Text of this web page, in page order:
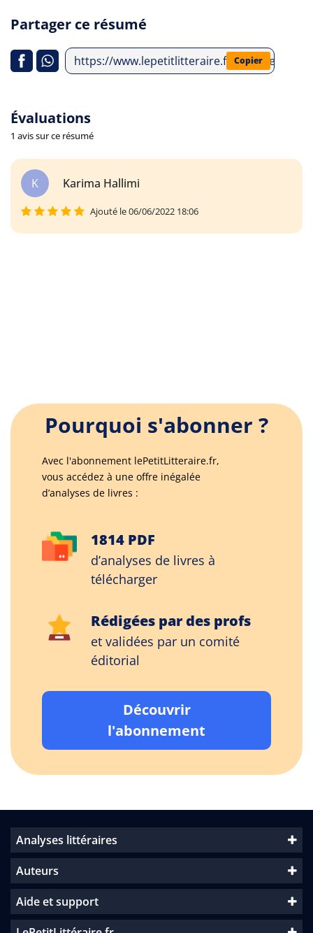
Partager ce résumé
https://www.lepetitlitteraire.fr/analyses-
Copier
Évaluations
1 avis sur ce résumé
K Karima Hallimi
Ajouté le 06/06/2022 18:06
Pourquoi s'abonner ?
Avec l'abonnement lePetitLitteraire.fr,
vous accédez à une offre inégalée
d’analyses de livres :
1814 PDF
d’analyses de livres à
télécharger
Rédigées par des profs
et validées par un comité
éditorial
Découvrir
l'abonnement
Analyses littéraires
Auteurs
Aide et support